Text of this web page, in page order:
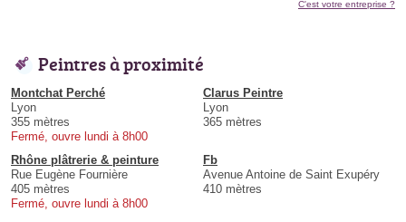
C'est votre entreprise ?
Peintres à proximité
Montchat Perché
Lyon
355 mètres
Fermé, ouvre lundi à 8h00
Clarus Peintre
Lyon
365 mètres
Rhône plâtrerie & peinture
Rue Eugène Fournière
405 mètres
Fermé, ouvre lundi à 8h00
Fb
Avenue Antoine de Saint Exupéry
410 mètres